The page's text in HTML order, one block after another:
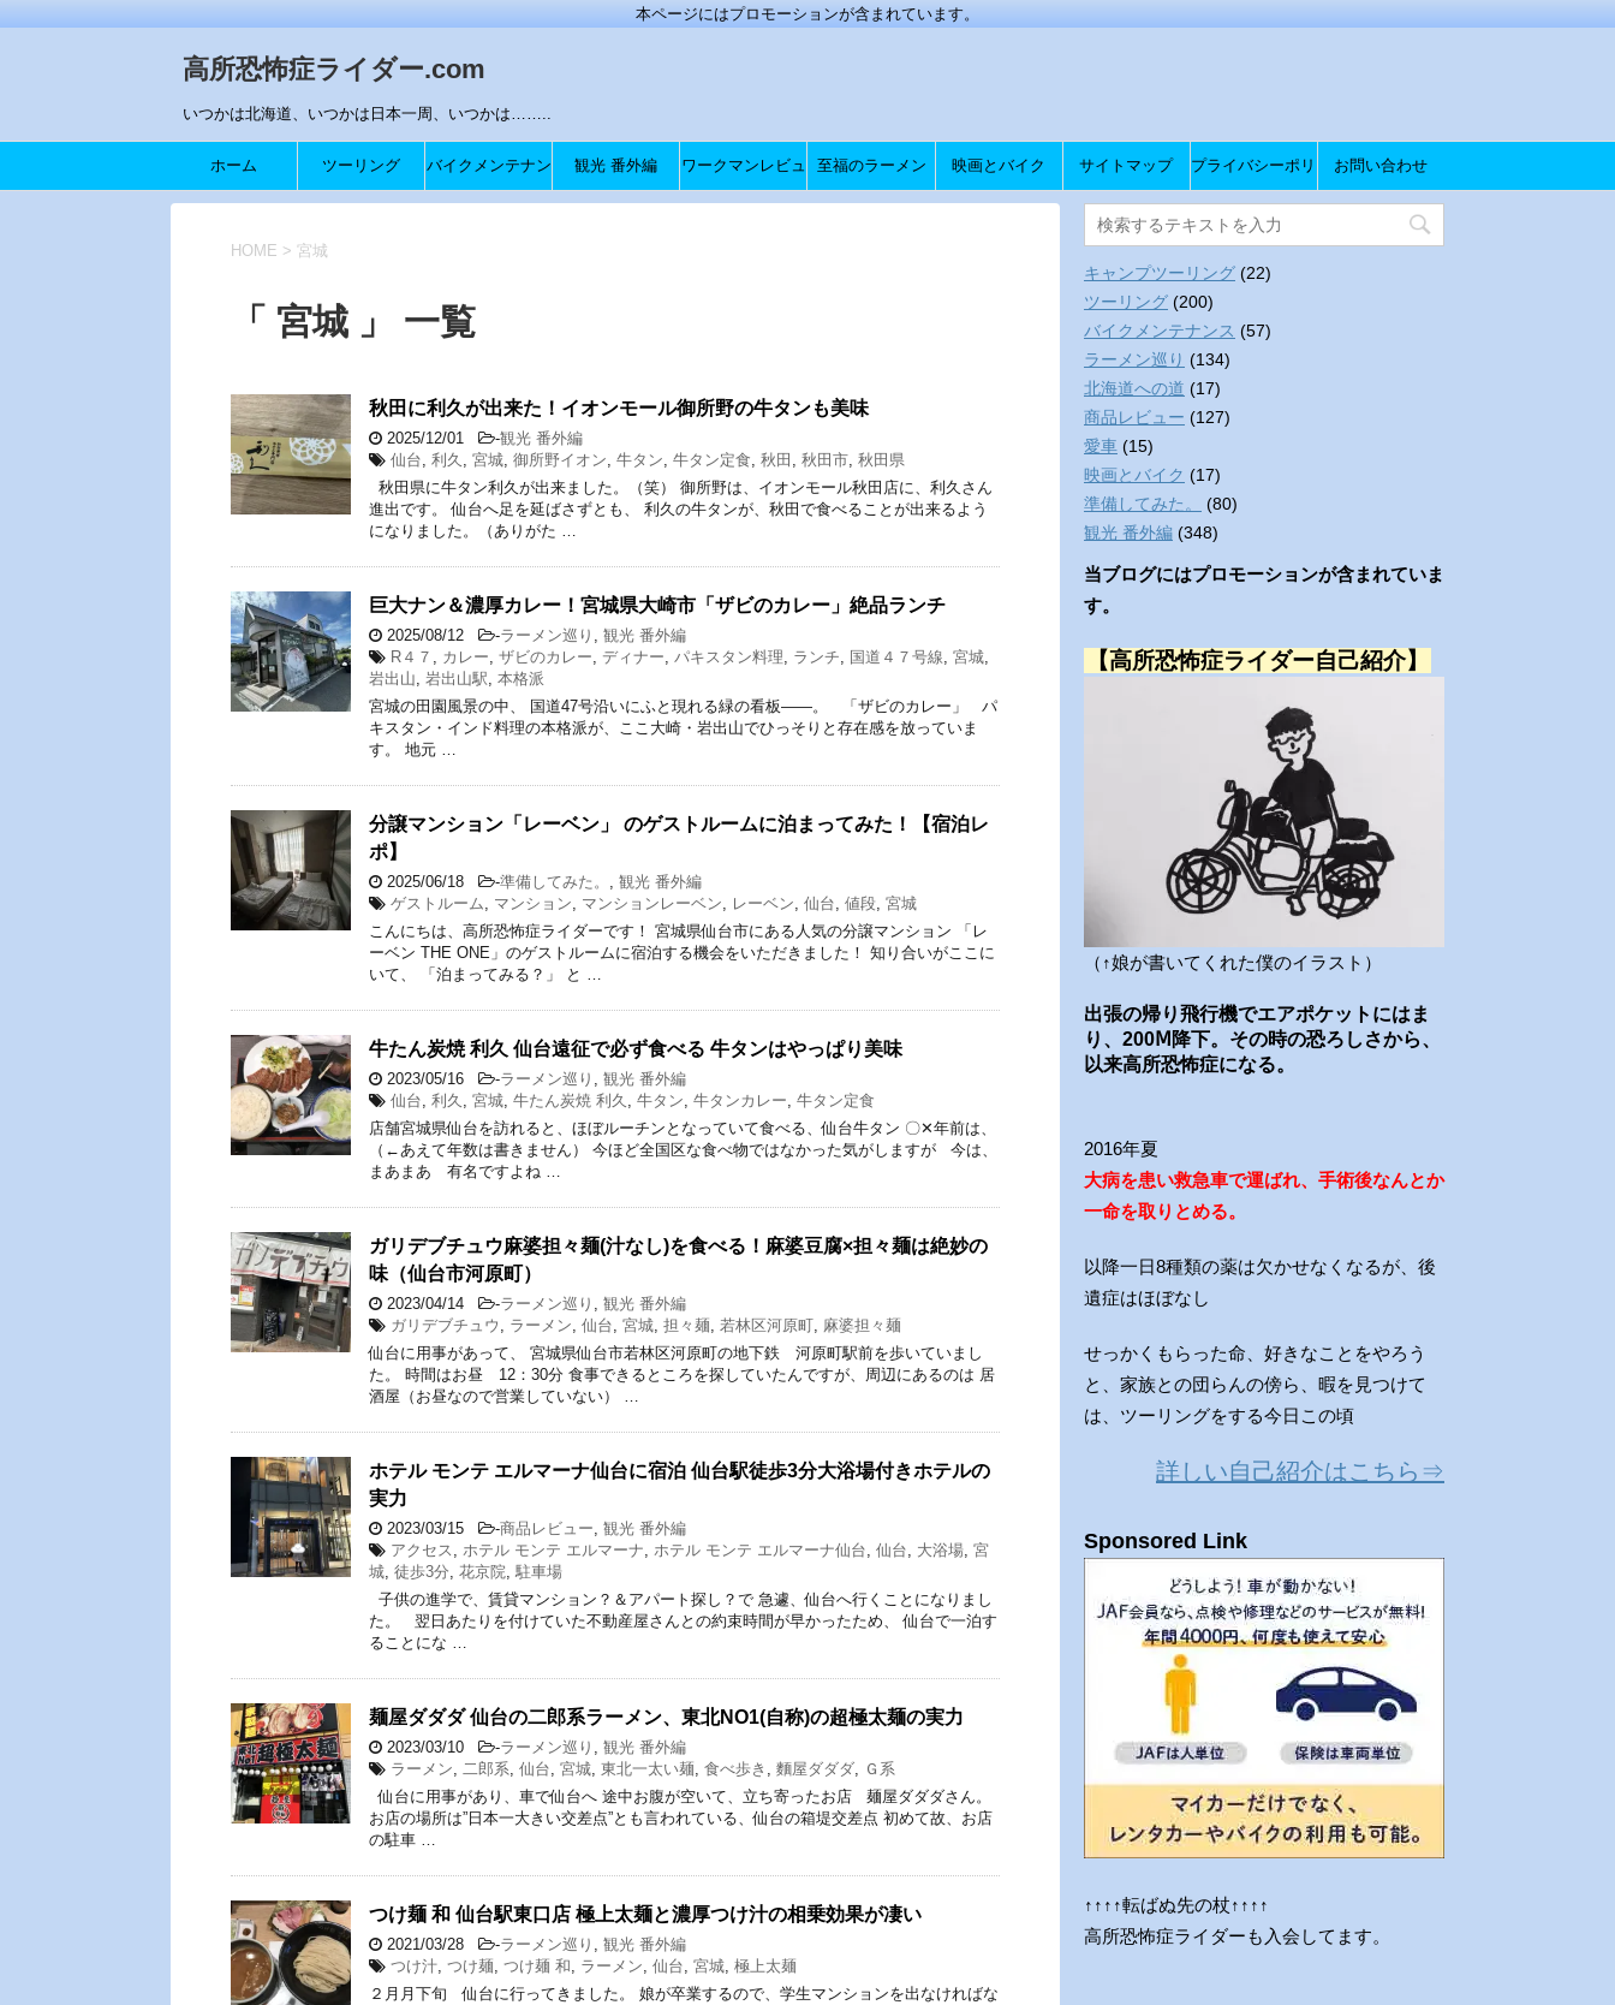
本ページにはプロモーションが含まれています。
高所恐怖症ライダー.com
いつかは北海道、いつかは日本一周、いつかは……..
ホーム ツーリング バイクメンテナン 観光 番外編 ワークマンレビュ 至福のラーメン 映画とバイク サイトマップ プライバシーポリ
シー
お問い合わせ
HOME > 宮城
「 宮城 」 一覧
秋田に利久が出来た！イオンモール御所野の牛タンも美味
2025/12/01 -観光 番外編
仙台, 利久 , 宮城, 御所野イオン, 牛タン, 牛タン定食, 秋田 , 秋田市, 秋田県
秋田県に牛タン利久が出来ました。（笑） 御所野は、イオンモール秋田店に、利久さん
進出です。 仙台へ足を延ばさずとも、 利久の牛タンが、秋田で食べることが出来るよう
になりました。（ありがた …
巨大ナン＆濃厚カレー！宮城県大崎市「ザビのカレー」絶品ランチ
2025/08/12 -ラーメン巡り , 観光 番外編
R４７ , カレー, ザビのカレー, ディナー, パキスタン料理, ランチ, 国道４７号線, 宮城,
岩出山, 岩出山駅, 本格派
宮城の田園風景の中、 国道47号沿いにふと現れる緑の看板——。 「ザビのカレー」 パ
キスタン・インド料理の本格派が、ここ大崎・岩出山でひっそりと存在感を放っていま
す。 地元 …
分譲マンション「レーベン」 のゲストルームに泊まってみた！【宿泊レ
ポ】
2025/06/18 -準備してみた。 , 観光 番外編
ゲストルーム, マンション, マンションレーベン, レーベン, 仙台, 値段, 宮城
こんにちは、高所恐怖症ライダーです！ 宮城県仙台市にある人気の分譲マンション 「レ
ーベン THE ONE」のゲストルームに宿泊する機会をいただきました！ 知り合いがここに
いて、 「泊まってみる？」 と …
牛たん炭焼 利久 仙台遠征で必ず食べる 牛タンはやっぱり美味
2023/05/16 -ラーメン巡り , 観光 番外編
仙台, 利久 , 宮城, 牛たん炭焼 利久 , 牛タン, 牛タンカレー, 牛タン定食
店舗宮城県仙台を訪れると、ほぼルーチンとなっていて食べる、仙台牛タン 〇✕年前は、
（←あえて年数は書きません） 今ほど全国区な食べ物ではなかった気がしますが 今は、
まあまあ 有名ですよね …
ガリデブチュウ麻婆担々麺(汁なし)を食べる！麻婆豆腐×担々麺は絶妙の
味（仙台市河原町）
2023/04/14 -ラーメン巡り , 観光 番外編
ガリデブチュウ , ラーメン, 仙台, 宮城, 担々麺, 若林区河原町, 麻婆担々麺
仙台に用事があって、 宮城県仙台市若林区河原町の地下鉄 河原町駅前を歩いていまし
た。 時間はお昼 12：30分 食事できるところを探していたんですが、周辺にあるのは 居
酒屋（お昼なので営業していない） …
ホテル モンテ エルマーナ仙台に宿泊 仙台駅徒歩3分大浴場付きホテルの
実力
2023/03/15 -商品レビュー, 観光 番外編
アクセス , ホテル モンテ エルマーナ, ホテル モンテ エルマーナ仙台, 仙台, 大浴場, 宮
城, 徒歩3分, 花京院, 駐車場
子供の進学で、賃貸マンション？＆アパート探し？で 急遽、仙台へ行くことになりまし
た。 翌日あたりを付けていた不動産屋さんとの約束時間が早かったため、 仙台で一泊す
ることにな …
麺屋ダダダ 仙台の二郎系ラーメン、東北NO1(自称)の超極太麺の実力
2023/03/10 -ラーメン巡り , 観光 番外編
ラーメン, 二郎系, 仙台, 宮城, 東北一太い麺, 食べ歩き , 麵屋ダダダ, Ｇ系
仙台に用事があり、車で仙台へ 途中お腹が空いて、立ち寄ったお店 麺屋ダダダさん。
お店の場所は”日本一大きい交差点”とも言われている、仙台の箱堤交差点 初めて故、お店
の駐車 …
つけ麺 和 仙台駅東口店 極上太麺と濃厚つけ汁の相乗効果が凄い
2021/03/28 -ラーメン巡り , 観光 番外編
つけ汁, つけ麺, つけ麺 和, ラーメン, 仙台, 宮城, 極上太麺
２月月下旬 仙台に行ってきました。 娘が卒業するので、学生マンションを出なければな
キャンプツーリング (22)
ツーリング (200)
バイクメンテナンス (57)
ラーメン巡り (134)
北海道への道 (17)
商品レビュー (127)
愛車 (15)
映画とバイク (17)
準備してみた。
(80)
観光 番外編 (348)
当ブログにはプロモーションが含まれていま
す。
【高所恐怖症ライダー自己紹介】
（↑娘が書いてくれた僕のイラスト）
出張の帰り飛行機でエアポケットにはま
り、200Ⅿ降下。その時の恐ろしさから、
以来高所恐怖症になる。
2016年夏
大病を患い救急車で運ばれ、手術後なんとか
一命を取りとめる。
以降一日8種類の薬は欠かせなくなるが、後
遺症はほぼなし
せっかくもらった命、好きなことをやろう
と、家族との団らんの傍ら、暇を見つけて
は、ツーリングをする今日この頃
詳しい自己紹介はこちら⇒
Sponsored Link
↑↑↑↑転ばぬ先の杖↑↑↑↑
高所恐怖症ライダーも入会してます。